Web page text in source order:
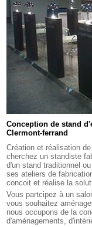
Conception de stand
Clermont-ferrand
Création et réalisation
cherchez un standiste
d'un stand traditionnel
ses ateliers de
concoit et réalise la
Vous partcipez à un
vous souhaitez
nous occupons de la
d'aménagements,